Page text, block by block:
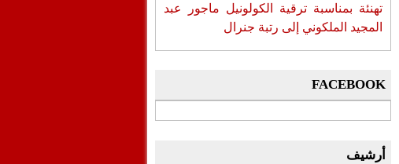
تهنئة بمناسبة ترقية الكولونيل ماجور عبد
المجيد الملكوني إلى رتبة جنرال
FACEBOOK
أرشيف